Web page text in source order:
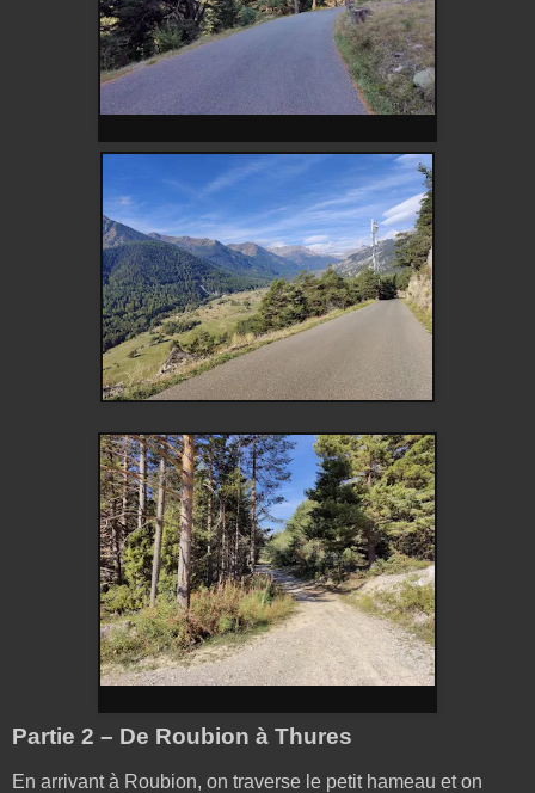
Partie 2 – De Roubion à Thures
En arrivant à Roubion, on traverse le petit hameau et on